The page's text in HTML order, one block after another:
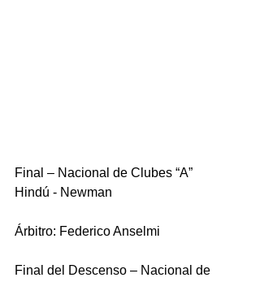
Final – Nacional de Clubes “A”
Hindú - Newman
Árbitro: Federico Anselmi
Final del Descenso – Nacional de